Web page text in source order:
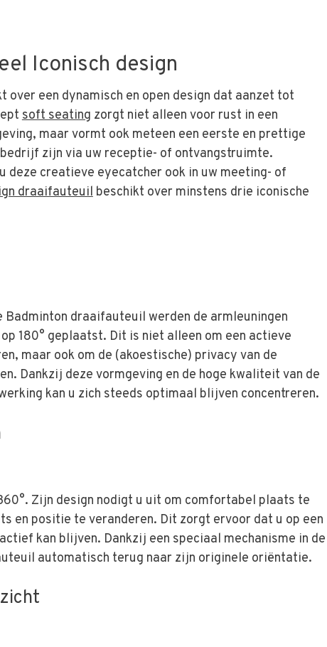
Iconisch design
over een dynamisch en open design dat aanzet tot
soft seating zorgt niet alleen voor rust in een
maar vormt ook meteen een eerste en prettige
zijn via uw receptie- of ontvangstruimte.
deze creatieve eyecatcher ook in uw meeting- of
draaifauteuilbeschikt over minstens drie iconische
Badminton draaifauteuil werden de armleuningen
180° geplaatst. Dit is niet alleen om een actieve
maar ook om de (akoestische) privacy van de
Dankzij deze vormgeving en de hoge kwaliteit van de
kan u zich steeds optimaal blijven concentreren.
Zijn design nodigt u uit om comfortabel plaats te
en positie te veranderen. Dit zorgt ervoor dat u op een
kan blijven. Dankzij een speciaal mechanisme in de
automatisch terug naar zijn originele oriëntatie.